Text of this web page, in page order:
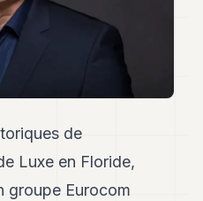
de
Luxe en Floride,
groupe Eurocom